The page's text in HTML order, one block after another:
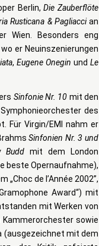
Berlin,Die Zauberflöte
Rusticana & Pagliaccian
Wien. Besonders eng
er Neuinszenierungen
, Eugene Onegin und Le
Sinfonie Nr. 10 mit den
des
Für Virgin/EMI nahm er
Sinfonien Nr. 3 und
Budd mit dem London
beste Opernaufnahme),
de l’Année 2002”,
Award“) mit
mit Werken von
Kammerorchester sowie
(ausgezeichnet mit dem